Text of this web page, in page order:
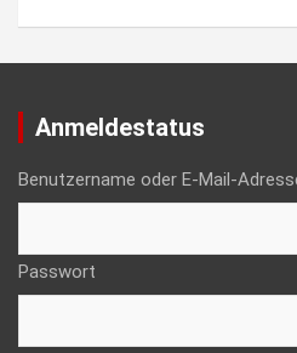
Anmeldestatus
Benutzername oder E-Mail-
Passwort